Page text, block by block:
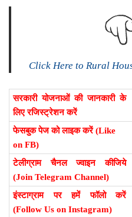
Click Here to Rural
सरकारी योजनाओं की जानकारी के
लिए रजिस्ट्रेशन करें
फेसबुक पेज को लाइक करें (Like
on FB)
टेलीग्राम चैनल ज्वाइन कीजिये
(Join Telegram Channel)
इंस्टाग्राम पर हमें फॉलो करें
(Follow Us on Instagram)